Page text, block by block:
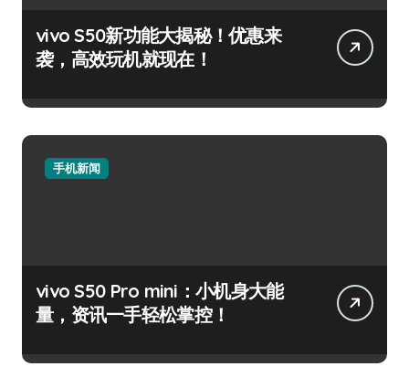
vivo S50新功能大揭秘！优惠来
袭，高效玩机就现在！
手机新闻
vivo S50 Pro mini：小机身大能
量，资讯一手轻松掌控！